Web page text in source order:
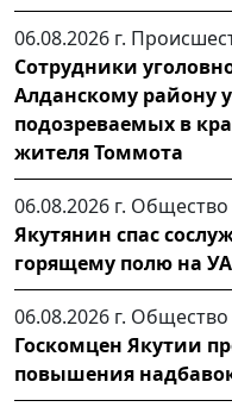
06.08.2026 г.
Сотрудники
Алданскому району
подозреваемых в
жителя Томмота
06.08.2026 г. Общество
Якутянин спас
горящему полю на
06.08.2026 г. Общество
Госкомцен Якутии
повышения